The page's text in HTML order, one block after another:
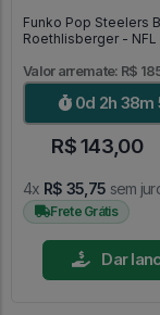
Funko Pop Steelers
Valor arremate: R$
0d 2h 38m
R$ 143,00
4x R$ 35,75 sem
Frete Grátis
Dar